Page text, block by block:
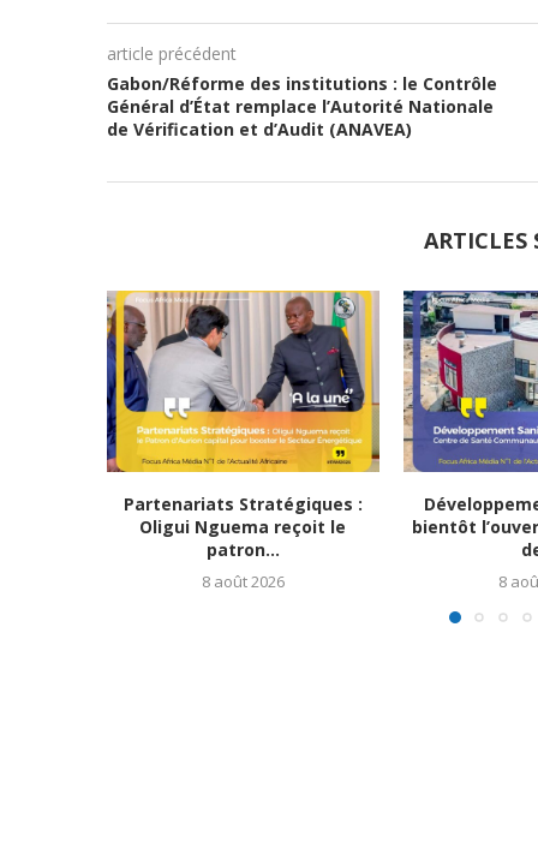
article précédent
Gabon/Réforme des institutions : le Contrôle
Général d’État remplace l’Autorité Nationale
de Vérification et d’Audit (ANAVEA)
ARTICLES
Partenariats Stratégiques :
Oligui Nguema reçoit le
patron...
8 août 2026
bientôt
8